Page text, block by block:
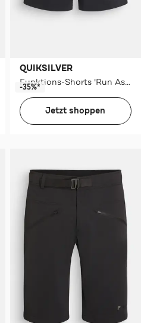
QUIKSILVER
Funktions-Shorts 'Run Ashore' schwarz
-35%*
Jetzt shoppen